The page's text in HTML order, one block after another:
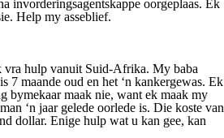
invorderingsagentskappe oorgeplaas. Ek
Help my asseblief.
vra hulp vanuit Suid-Afrika. My baba
7 maande oud en het ‘n kankergewas. Ek
bymekaar maak nie, want ek maak my
‘n jaar gelede oorlede is. Die koste van
dollar. Enige hulp wat u kan gee, kan